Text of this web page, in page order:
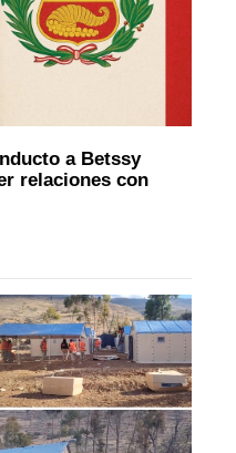
a Betssy
relaciones con